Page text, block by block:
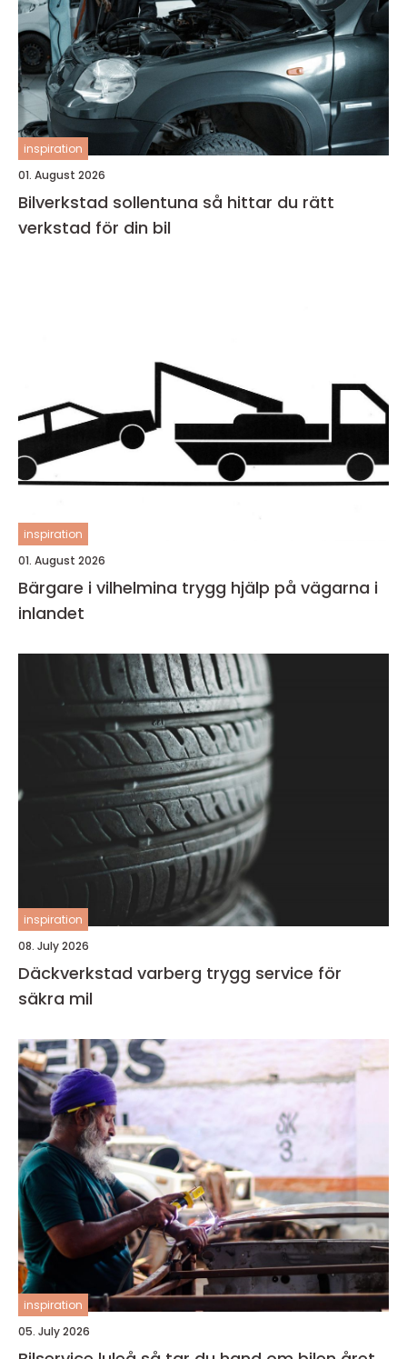
inspiration
01. August 2026
Bilverkstad sollentuna så hittar du rätt
verkstad för din bil
inspiration
01. August 2026
Bärgare i vilhelmina trygg hjälp på vägarna i
inlandet
inspiration
08. July 2026
Däckverkstad varberg trygg service för
säkra mil
inspiration
05. July 2026